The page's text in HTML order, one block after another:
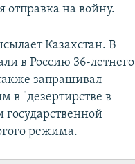
отправка на войну.
Казахстан. В
в Россию 36-летнего
запрашивал
в "дезертирстве в
режима.